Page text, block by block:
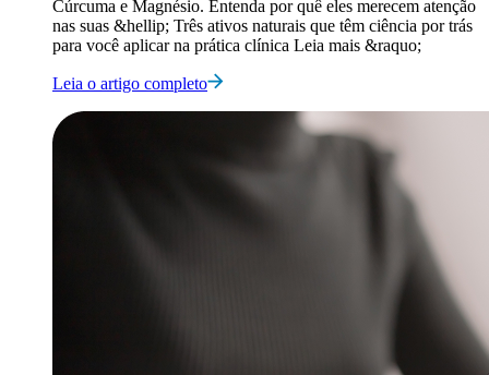
Cúrcuma e Magnésio. Entenda por quê eles merecem atenção
nas suas &hellip; Três ativos naturais que têm ciência por trás
para você aplicar na prática clínica Leia mais &raquo;
Leia o artigo completo